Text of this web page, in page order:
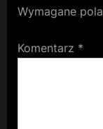
Wymagane
Komentarz *